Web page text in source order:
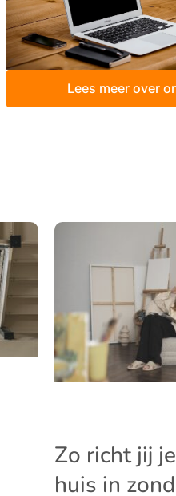
Lees meer over
Zo richt jij
huis in